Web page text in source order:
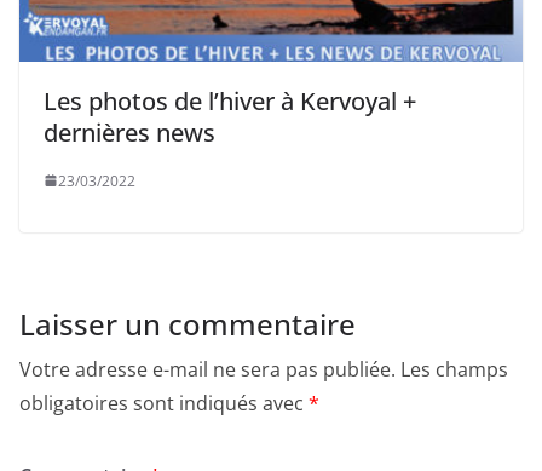
Les photos de l’hiver à Kervoyal +
dernières news
23/03/2022
Laisser un commentaire
Votre adresse e-mail ne sera pas publiée. Les champs
obligatoires sont indiqués avec *